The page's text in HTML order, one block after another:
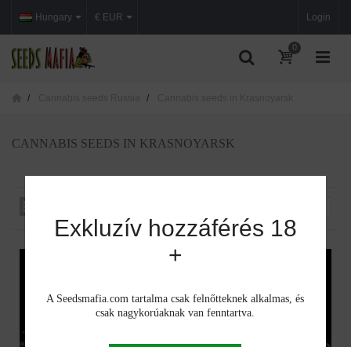
Hungary Login
€ EUR
0
CANNABIS SEEDS IN KRASNOYARSK
Exkluzív hozzáférés 18
+
A Seedsmafia.com tartalma csak felnőtteknek alkalmas, és
csak nagykorúaknak van fenntartva.